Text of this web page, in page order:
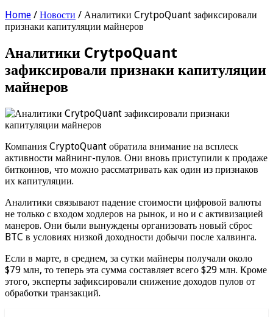
Home / Новости / Аналитики CrytpoQuant зафиксировали
признаки капитуляции майнеров
Аналитики CrytpoQuant
зафиксировали признаки капитуляции
майнеров
Компания CryptoQuant обратила внимание на всплеск
активности майнинг-пулов. Они вновь приступили к продаже
биткоинов, что можно рассматривать как один из признаков
их капитуляции.
Аналитики связывают падение стоимости цифровой валюты
не только с входом ходлеров на рынок, и но и с активизацией
манеров. Они были вынуждены организовать новый сброс
BTC в условиях низкой доходности добычи после халвинга.
Если в марте, в среднем, за сутки майнеры получали около
$79 млн, то теперь эта сумма составляет всего $29 млн. Кроме
этого, эксперты зафиксировали снижение доходов пулов от
обработки транзакций.